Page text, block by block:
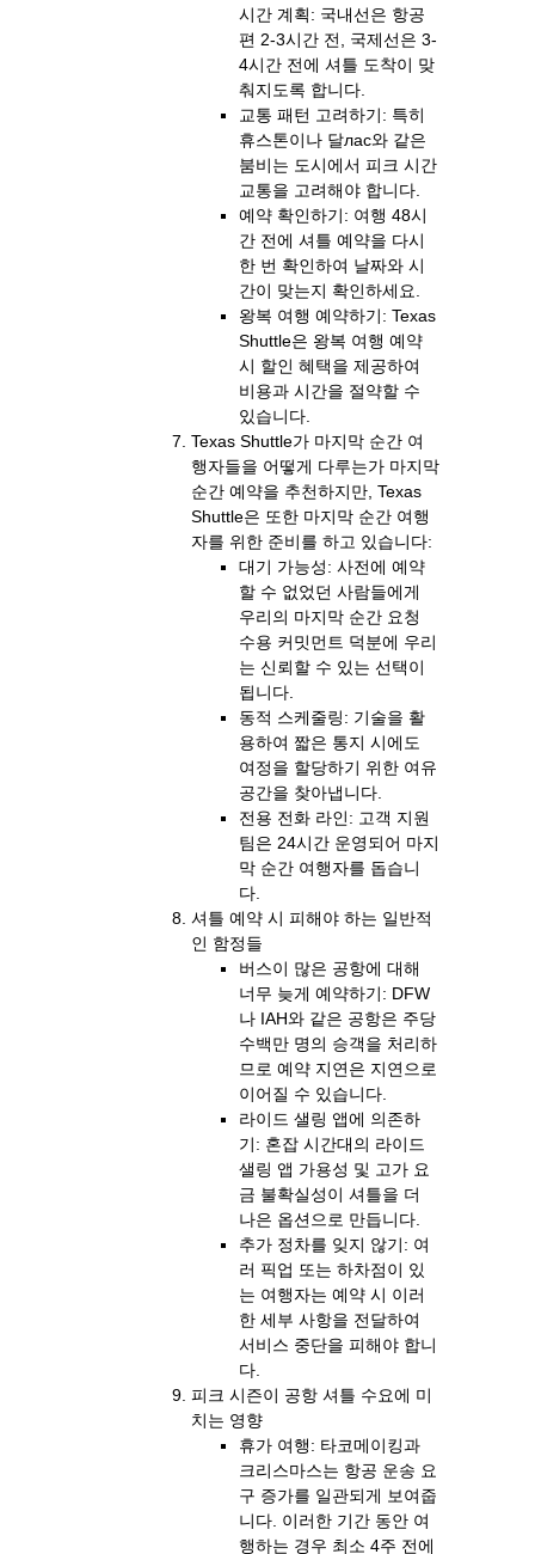
시간 계획: 국내선은 항공
편 2-3시간 전, 국제선은 3-
4시간 전에 셔틀 도착이 맞
춰지도록 합니다.
교통 패턴 고려하기: 특히
휴스톤이나 달лас와 같은
붐비는 도시에서 피크 시간
교통을 고려해야 합니다.
예약 확인하기: 여행 48시
간 전에 셔틀 예약을 다시
한 번 확인하여 날짜와 시
간이 맞는지 확인하세요.
왕복 여행 예약하기: Texas
Shuttle은 왕복 여행 예약
시 할인 혜택을 제공하여
비용과 시간을 절약할 수
있습니다.
Texas Shuttle가 마지막 순간 여
행자들을 어떻게 다루는가 마지막
순간 예약을 추천하지만, Texas
Shuttle은 또한 마지막 순간 여행
자를 위한 준비를 하고 있습니다:
대기 가능성: 사전에 예약
할 수 없었던 사람들에게
우리의 마지막 순간 요청
수용 커밋먼트 덕분에 우리
는 신뢰할 수 있는 선택이
됩니다.
동적 스케줄링: 기술을 활
용하여 짧은 통지 시에도
여정을 할당하기 위한 여유
공간을 찾아냅니다.
전용 전화 라인: 고객 지원
팀은 24시간 운영되어 마지
막 순간 여행자를 돕습니
다.
셔틀 예약 시 피해야 하는 일반적
인 함정들
버스이 많은 공항에 대해
너무 늦게 예약하기: DFW
나 IAH와 같은 공항은 주당
수백만 명의 승객을 처리하
므로 예약 지연은 지연으로
이어질 수 있습니다.
라이드 샐링 앱에 의존하
기: 혼잡 시간대의 라이드
샐링 앱 가용성 및 고가 요
금 불확실성이 셔틀을 더
나은 옵션으로 만듭니다.
추가 정차를 잊지 않기: 여
러 픽업 또는 하차점이 있
는 여행자는 예약 시 이러
한 세부 사항을 전달하여
서비스 중단을 피해야 합니
다.
피크 시즌이 공항 셔틀 수요에 미
치는 영향
휴가 여행: 타코메이킹과
크리스마스는 항공 운송 요
구 증가를 일관되게 보여줍
니다. 이러한 기간 동안 여
행하는 경우 최소 4주 전에